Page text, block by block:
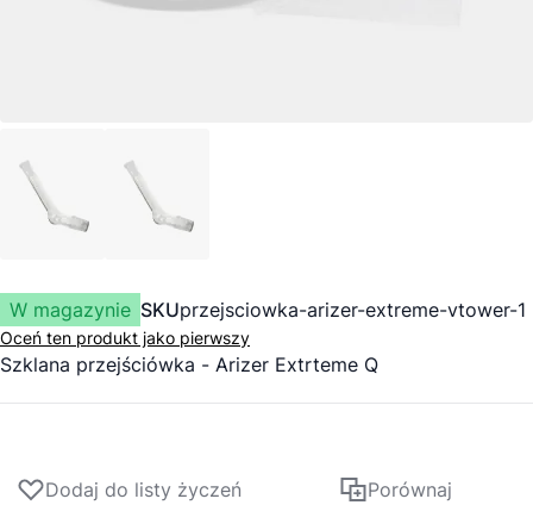
W magazynie SKUprzejsciowka-arizer-extreme-vtower-1
Oceń ten produkt jako pierwszy
Szklana przejściówka - Arizer Extrteme Q
Dodaj do listy życzeń Porównaj